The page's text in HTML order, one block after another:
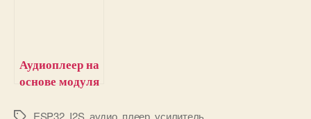
Аудиоплеер на
основе модуля